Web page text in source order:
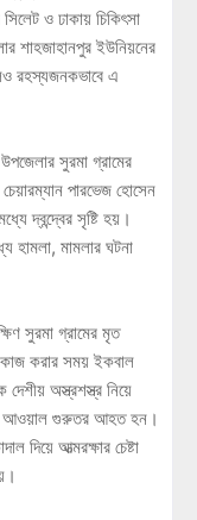
ও ঢাকায় চিকিৎসা
শাহজাহানপুর ইউনিয়নের
রহস্যজনকভাবে এ
সুরমা গ্রামের
পারভেজ হোসেন
দ্বন্দ্বের সৃষ্টি হয়।
হামলা, মামলার ঘটনা
সুরমা গ্রামের মৃত
করার সময় ইকবাল
অস্ত্রশস্ত্র নিয়ে
আওয়াল গুরুতর আহত হন।
দিয়ে আত্মরক্ষার চেষ্টা